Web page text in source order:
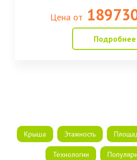
Цена от
Подробнее
Крыша Этажность
Технологии